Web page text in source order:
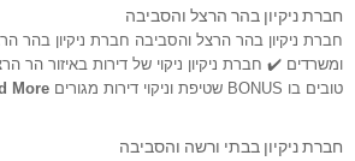
חברת ניקיון בהר הרצל והסביבה
חברת ניקיון בהר הרצל והסביבה חברת ניקיון בהר
ומשרדים ✔️ חברת ניקיון ניקוי של דירות באיזור הר
טובים בו BONUS שטיפת וניקוי דירות מגורים
More »
חברת ניקיון בבתי ורשה והסביבה